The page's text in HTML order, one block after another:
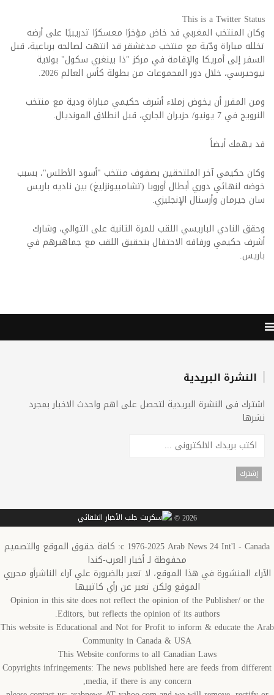
This is a Twitter Status
وكان المنتخب المغربي قد خاض مؤخرًا معسكرًا تدريبيًا على أرضه
تخلله مباراة ودّية مع منتخب مدغشقر قد انتهت لصالحه برباعية، قبل
السفر إلى أمريكا والإقامة في مركز "ذا بينغري سكول" بولاية
نيوجيرسي، خلال دور المجموعات من بطولة كأس العالم 2026.
ومن المقرر أن يخوض زملاء أشرف حكيمي مباراة ودية مع منتخب
النرويج في 7 يونيو/ حزيران الجاري، قبل انطلاق المونديال.
قد يهمك أيضاً
وكان حكيمي آخر الملتحقين بصفوف منتخب "أسود الأطلس"، بسبب
خوضه لنهائي دوري أبطال أوروبا (تشامبيونزليغ) بين ناديه باريس
سان جيرمان وأرسنال الإنجليزي.
وحقق النادي الباريسي اللقب للمرة الثانية على التوالي، وشارك
أشرف حكيمي ورفاقه الاحتفال بتحقيق اللقب مع جماهيرهم في
باريس.
النشرة البريدية
اشترك فى النشرة البريدية لتحصل على اهم واحدث الاخبار بمجرد
نشرها
2026 ©
c 1976-2025 Arab News 24 Int'l - Canada: كافة حقوق الموقع والتصميم
محفوظة لـ أخبار العرب-كندا
الآراء المنشورة في هذا الموقع، لا تعبر بالضرورة علي آراء الناشرأو محرري
الموقع ولكن تعبر عن رأي كاتبيها
Opinion in this site does not reflect the opinion of the Publisher/ or the
Editors, but reflects the opinion of its authors.
This website is Educational and Not for Profit to inform & educate the Arab
Community in Canada & USA
This Website conforms to all Canadian Laws
Copyrights infringements: The news published here are feeds from different
media, if there is any concern,